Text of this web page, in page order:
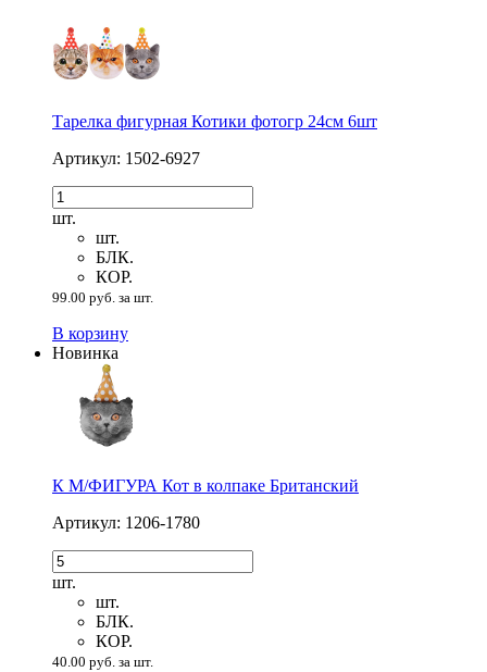
Тарелка фигурная Котики фотогр 24см 6шт
Артикул: 1502-6927
шт.
шт.
БЛК.
КОР.
99.00 руб. за шт.
В корзину
Новинка
К М/ФИГУРА Кот в колпаке Британский
Артикул: 1206-1780
шт.
шт.
БЛК.
КОР.
40.00 руб. за шт.